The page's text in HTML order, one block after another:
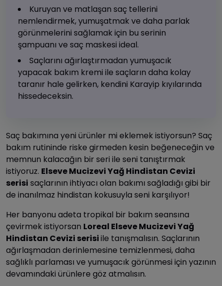
Kuruyan ve matlaşan saç tellerini
nemlendirmek, yumuşatmak ve daha parlak
görünmelerini sağlamak için bu serinin
şampuanı ve saç maskesi ideal.
Saçlarını ağırlaştırmadan yumuşacık
yapacak bakım kremi ile saçların daha kolay
taranır hale gelirken, kendini Karayip kıyılarında
hissedeceksin.
Saç bakımına yeni ürünler mi eklemek istiyorsun? Saç
bakım rutininde riske girmeden kesin beğeneceğin ve
memnun kalacağın bir seri ile seni tanıştırmak
istiyoruz. Elseve Mucizevi Yağ Hindistan Cevizi
serisi saçlarının ihtiyacı olan bakımı sağladığı gibi bir
de inanılmaz hindistan kokusuyla seni karşılıyor!
Her banyonu adeta tropikal bir bakım seansına
çevirmek istiyorsan Loreal Elseve Mucizevi Yağ
Hindistan Cevizi serisiile tanışmalısın. Saçlarının
ağırlaşmadan derinlemesine temizlenmesi, daha
sağlıklı parlaması ve yumuşacık görünmesi için yazının
devamındaki ürünlere göz atmalısın.